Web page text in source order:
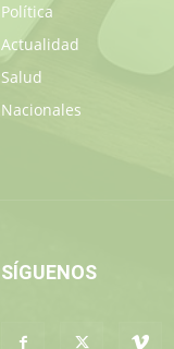
Política
Actualidad
Salud
Nacionales
SÍGUENOS